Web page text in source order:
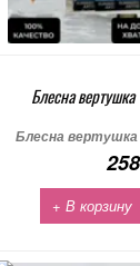
Блесна
Блесна
+ В корзину